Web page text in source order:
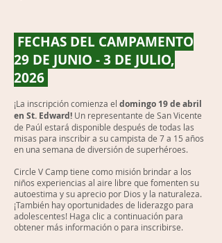
FECHAS DEL CAMPAMENTO
29 DE JUNIO - 3 DE JULIO,
2026
¡La inscripción comienza el domingo 19 de abril
en St. Edward! Un representante de San Vicente
de Paúl estará disponible después de todas las
misas para inscribir a su campista de 7 a 15 años
en una semana de diversión de superhéroes.
Circle V Camp tiene como misión brindar a los
niños experiencias al aire libre que fomenten su
autoestima y su aprecio por Dios y la naturaleza.
¡También hay oportunidades de liderazgo para
adolescentes! Haga clic a continuación para
obtener más información o para inscribirse.